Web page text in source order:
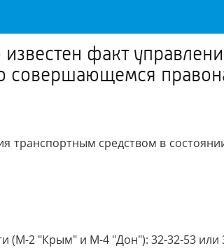
факт
совершающемся
транспортным средством в
(М-2 "Крым" и М-4 "Дон"): 32-32-53 или